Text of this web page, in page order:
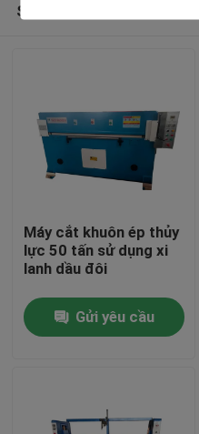
Các sản phẩm
Sản phẩm khuyến cáo
Máy cắt khuôn ép thủy
lực 50 tấn sử dụng xi
lanh dầu đôi
Gửi yêu cầu